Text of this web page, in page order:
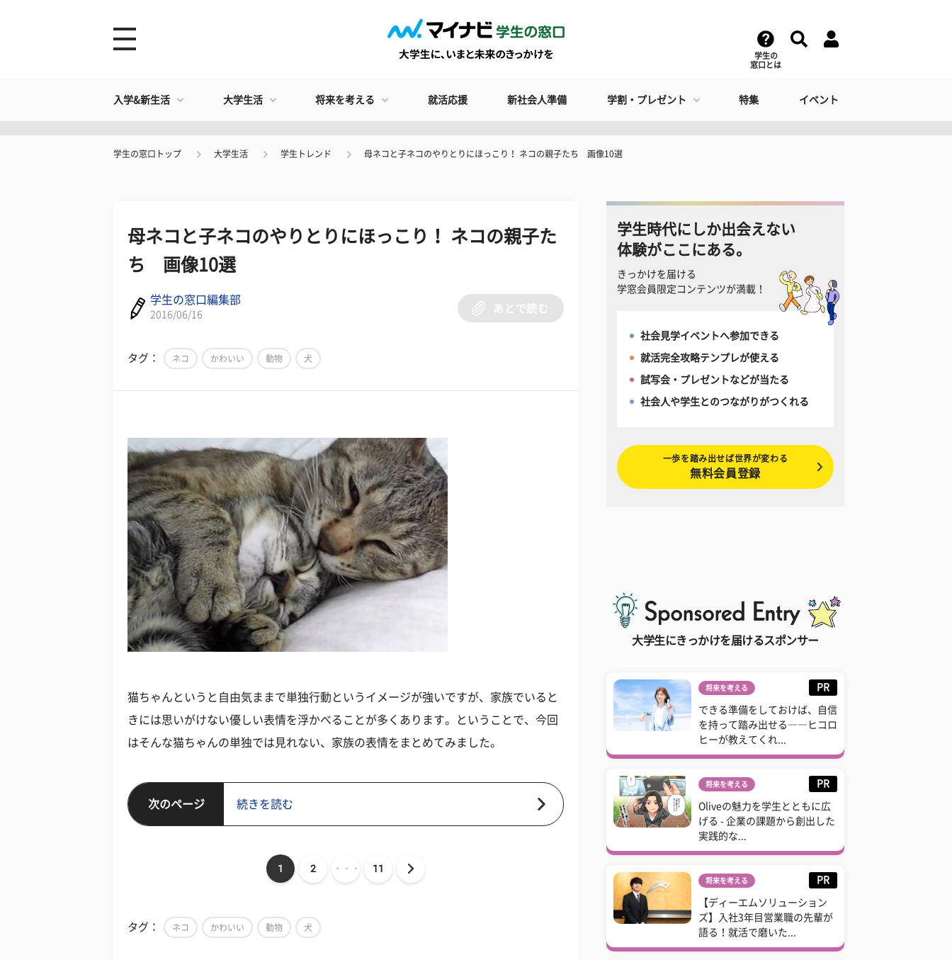
学生の
窓口とは
入学&新生活 大学生活 将来を考える 就活応援 新社会人準備 学割・プレゼント 特集 イベント
学生の窓口トップ 大学生活 学生トレンド 母ネコと子ネコのやりとりにほっこり！ ネコの親子たち 画像10選
母ネコと子ネコのやりとりにほっこり！ ネコの親子た
ち 画像10選
学生の窓口編集部
2016/06/16
あとで読む
タグ： ネコ かわいい 動物 犬
猫ちゃんというと自由気ままで単独行動というイメージが強いですが、家族でいると
きには思いがけない優しい表情を浮かべることが多くあります。ということで、今回
はそんな猫ちゃんの単独では見れない、家族の表情をまとめてみました。
次のページ 続きを読む
1 2 ・・・ 11
タグ： ネコ かわいい 動物 犬
学生時代にしか出会えない
体験がここにある。
きっかけを届ける
学窓会員限定コンテンツが満載！
社会見学イベントへ参加できる
就活完全攻略テンプレが使える
試写会・プレゼントなどが当たる
社会人や学生とのつながりがつくれる
一歩を踏み出せば世界が変わる
無料会員登録
大学生にきっかけを届けるスポンサー
将来を考える PR
できる準備をしておけば、自信
を持って踏み出せる――ヒコロ
ヒーが教えてくれ...
将来を考える PR
Oliveの魅力を学生とともに広
げる - 企業の課題から創出した
実践的な...
将来を考える PR
【ディーエムソリューション
ズ】入社3年目営業職の先輩が
語る！就活で磨いた...